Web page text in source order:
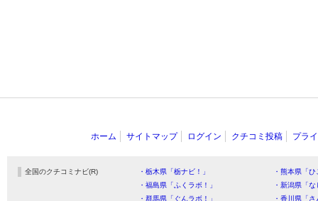
ホーム サイトマップ ログイン クチコミ投稿 プラ
全国のクチコミナビ(R) ・栃木県「栃ナビ！」
・熊本県「
・福島県「ふくラボ！」
・新潟県「
・群馬県「ぐんラボ！」
・香川県「